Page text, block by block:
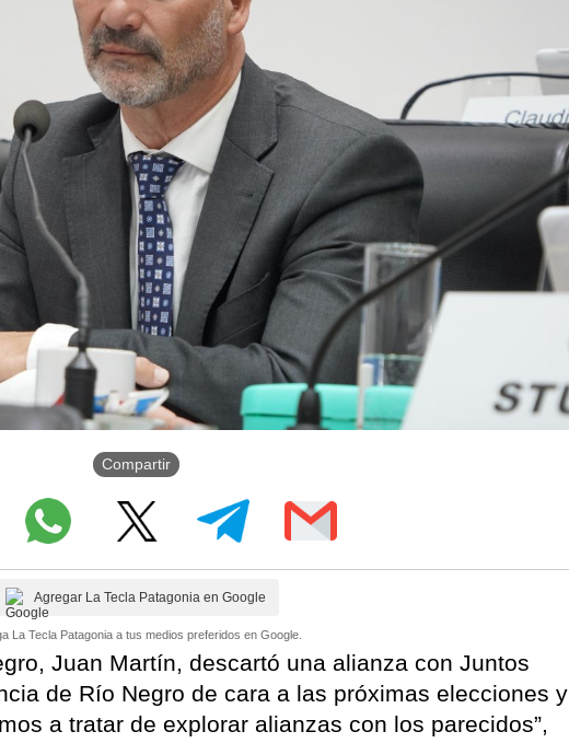
Compartir
Agregar La Tecla Patagonia en Google
La Tecla Patagonia a tus medios preferidos en Google.
Juan Martín, descartó una alianza con Juntos
de Río Negro de cara a las próximas elecciones y
a tratar de explorar alianzas con los parecidos”,